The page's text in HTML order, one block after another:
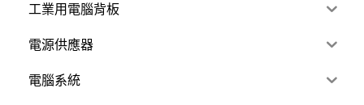
工業用電腦背板
電源供應器
電腦系統